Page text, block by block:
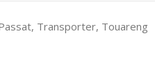
Transporter, Touareng